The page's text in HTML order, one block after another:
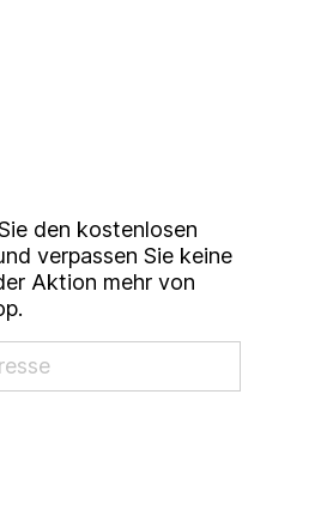
den kostenlosen
verpassen Sie keine
Aktion mehr von